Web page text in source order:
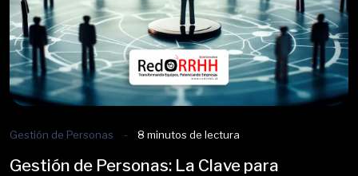
Gestión de Personas 8 minutos de lectura
Gestión de Personas: La Clave para